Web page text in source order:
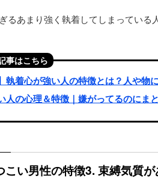
るあまり強く執着してしまっている
事はこちら
執着心が強い人の特徴とは？人や物
人の心理＆特徴｜嫌がってるのにま
こい男性の特徴3. 束縛気質が